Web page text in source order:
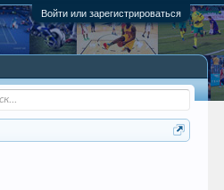
Войти или зарегистрироваться